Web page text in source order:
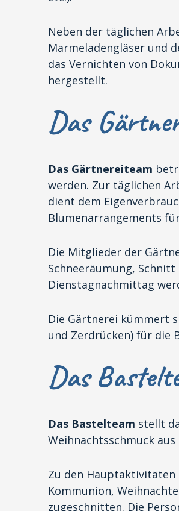
Neben der täglichen
Marmeladengläser und
das Vernichten von
hergestellt.
Das
Das Gärtnereiteam
werden. Zur täglichen
dient dem
Blumenarrangements
Die Mitglieder der
Schneeräumung,
Dienstagnachmittag
Die Gärtnerei kümmert
und Zerdrücken) für die
Das
Das Bastelteam stellt
Weihnachtsschmuck
Zu den Hauptaktivitäten
Kommunion,
zugeschnitten. Die